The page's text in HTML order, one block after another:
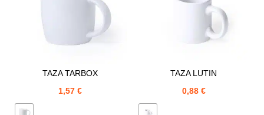
TAZA TARBOX
1,57€
TAZA LUTIN
0,88 €